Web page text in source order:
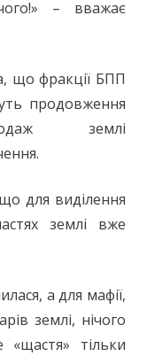
– вважає
що фракції БПП
продовження
землі
для виділення
землі вже
а для мафії,
землі, нічого
тільки